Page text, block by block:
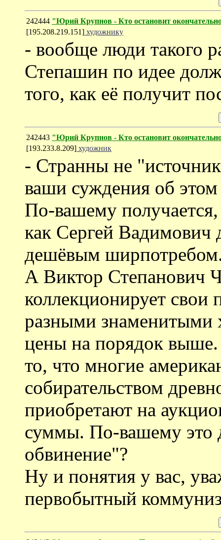
242444 "Юрий Крупнов - Кто остановит
[195.208.219.151] художнику
- вообще люди такого
Степашин по идее
того, как её получит
242443 "Юрий Крупнов - Кто остановит
[193.233.8.209] художник
- Странны не
ваши суждения об этом
По-вашему получается,
как Сергей Вадимович
дешёвым
А Виктор Степанович
коллекционирует
разными знаменитыми
цены на порядок выше.
то, что многие
собирательством
приобретают на
суммы. По-вашему это
обвинение"?
Ну и понятия у вас,
первобытный